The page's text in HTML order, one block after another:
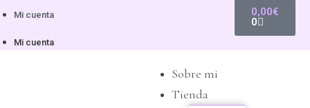
Mi cuenta
Mi cuenta
0,00€
0
Sobre mi
Tienda